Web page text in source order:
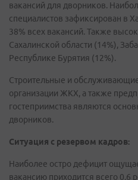
вакансий для дворников.
специалистов зафиксирован в
38% всех вакансий. Также
Сахалинской области (14%),
Республике Бурятия (12%).
Строительные и
организации ЖКХ, а также
гостеприимства являются
дворников.
Ситуация с резервом кадров:
Наиболее остро дефицит
вакансию приходится всего 0,6